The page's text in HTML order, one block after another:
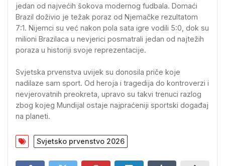
jedan od najvećih šokova modernog fudbala. Domaći
Brazil doživio je težak poraz od Njemačke rezultatom
7:1. Nijemci su već nakon pola sata igre vodili 5:0, dok su
milioni Brazilaca u nevjerici posmatrali jedan od najtežih
poraza u historiji svoje reprezentacije.
Svjetska prvenstva uvijek su donosila priče koje
nadilaze sam sport. Od heroja i tragedija do kontroverzi i
nevjerovatnih preokreta, upravo su takvi trenuci razlog
zbog kojeg Mundijal ostaje najpraćeniji sportski događaj
na planeti.
Svjetsko prvenstvo 2026